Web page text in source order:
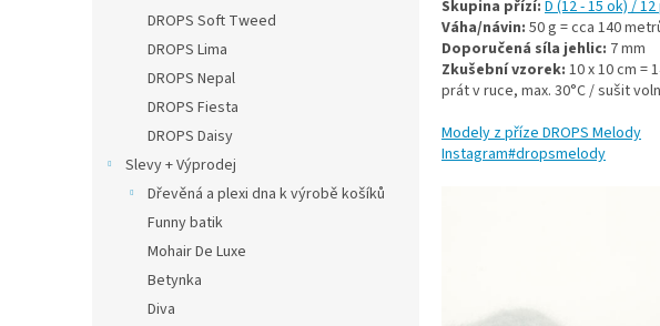
DROPS Soft Tweed
DROPS Lima
DROPS Nepal
DROPS Fiesta
DROPS Daisy
Slevy + Výprodej
Dřevěná a plexi dna k výrobě košíků
Funny batik
Mohair De Luxe
Betynka
Diva
Skupina přízí: D (12 - 15 ok) /
Váha/návin: 50 g = cca 140
Doporučená síla jehlic: 7 mm
Zkušební vzorek: 10 x 10 cm =
prát v ruce, max. 30°C / sušit
Modely z příze DROPS Melody
Instagram#dropsmelody